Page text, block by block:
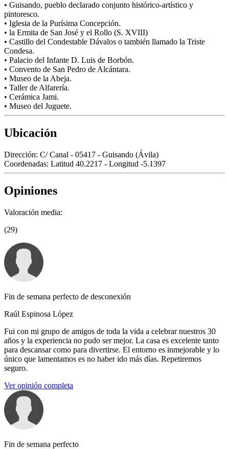
• Guisando, pueblo declarado conjunto histórico-artístico y
pintoresco.
• Iglesia de la Purísima Concepción.
• la Ermita de San José y el Rollo (S. XVIII)
• Castillo del Condestable Dávalos o también llamado la Triste
Condesa.
• Palacio del Infante D. Luis de Borbón.
• Convento de San Pedro de Alcántara.
• Museo de la Abeja.
• Taller de Alfarería.
• Cerámica Jami.
• Museo del Juguete.
Ubicación
Dirección: C/ Canal - 05417 - Guisando (Ávila)
Coordenadas: Latitud 40.2217 - Longitud -5.1397
Opiniones
Valoración media:
(29)
Fin de semana perfecto de desconexión
Raúl Espinosa López
Fui con mi grupo de amigos de toda la vida a celebrar nuestros 30
años y la experiencia no pudo ser mejor. La casa es excelente tanto
para descansar como para divertirse. El entorno es inmejorable y lo
único que lamentamos es no haber ido más días. Repetiremos
seguro.
Ver opinión completa
Fin de semana perfecto